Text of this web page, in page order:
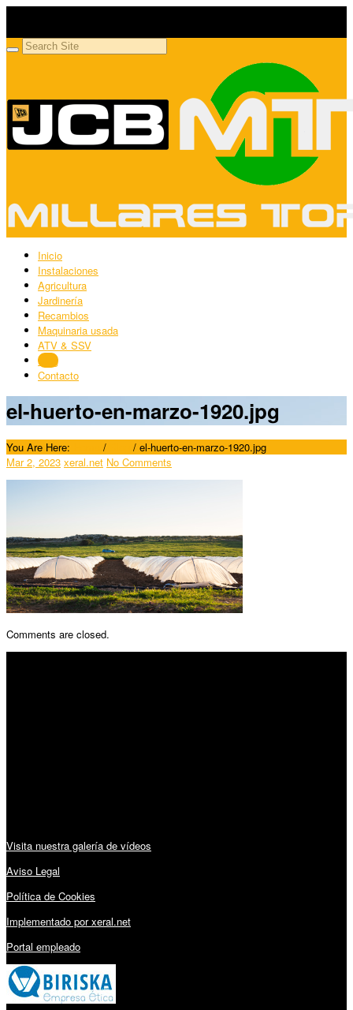
Inicio
Instalaciones
Agricultura
Jardinería
Recambios
Maquinaria usada
ATV & SSV
Blog
Contacto
el-huerto-en-marzo-1920.jpg
You Are Here: / / el-huerto-en-marzo-1920.jpg
Mar 2, 2023 xeral.net No Comments
Comments are closed.
Visita nuestra galería de vídeos
Aviso Legal
Política de Cookies
Implementado por xeral.net
Portal empleado